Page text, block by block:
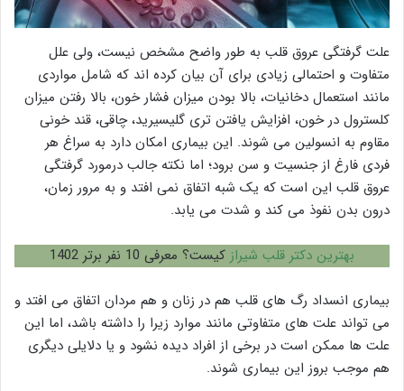
علت گرفتگی عروق قلب به طور واضح مشخص نیست، ولی علل
متفاوت و احتمالی زیادی برای آن بیان کرده اند که شامل مواردی
مانند استعمال دخانیات، بالا بودن میزان فشار خون، بالا رفتن میزان
کلسترول در خون، افزایش یافتن تری گلیسیرید، چاقی، قند خونی
مقاوم به انسولین می شوند. این بیماری امکان دارد به سراغ هر
فردی فارغ از جنسیت و سن برود؛ اما نکته جالب درمورد گرفتگی
عروق قلب این است که یک شبه اتفاق نمی افتد و به مرور زمان،
درون بدن نفوذ می کند و شدت می یابد.
بهترین دکتر قلب شیراز کیست؟ معرفی 10 نفر برتر 1402
بیماری انسداد رگ های قلب هم در زنان و هم مردان اتفاق می افتد و
می تواند علت های متفاوتی مانند موارد زیرا را داشته باشد، اما این
علت ها ممکن است در برخی از افراد دیده نشود و یا دلایلی دیگری
هم موجب بروز این بیماری شوند.